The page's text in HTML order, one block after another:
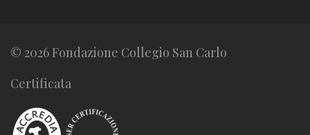
© 2026 Fondazione Collegio San Carlo
Certificata